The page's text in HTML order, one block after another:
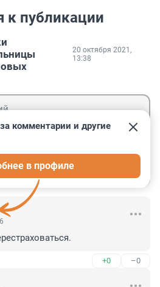
к публикации
20 октября 2021,
13:38
комментарии и другие
в профиле
+0 –0